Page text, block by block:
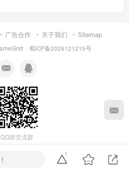
广告合作 关于我们 Sitemap
· 蜀ICP备2025121215号
QQ群交流群
1